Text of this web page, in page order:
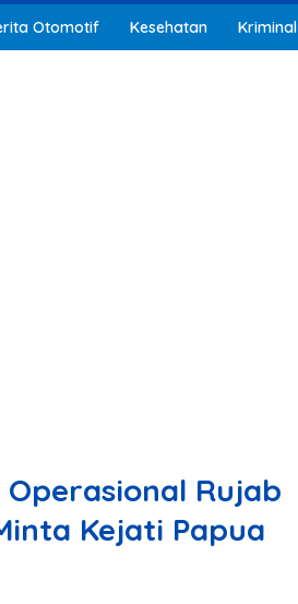
Otomotif Kesehatan Kriminal
Rujab
Kejati Papua